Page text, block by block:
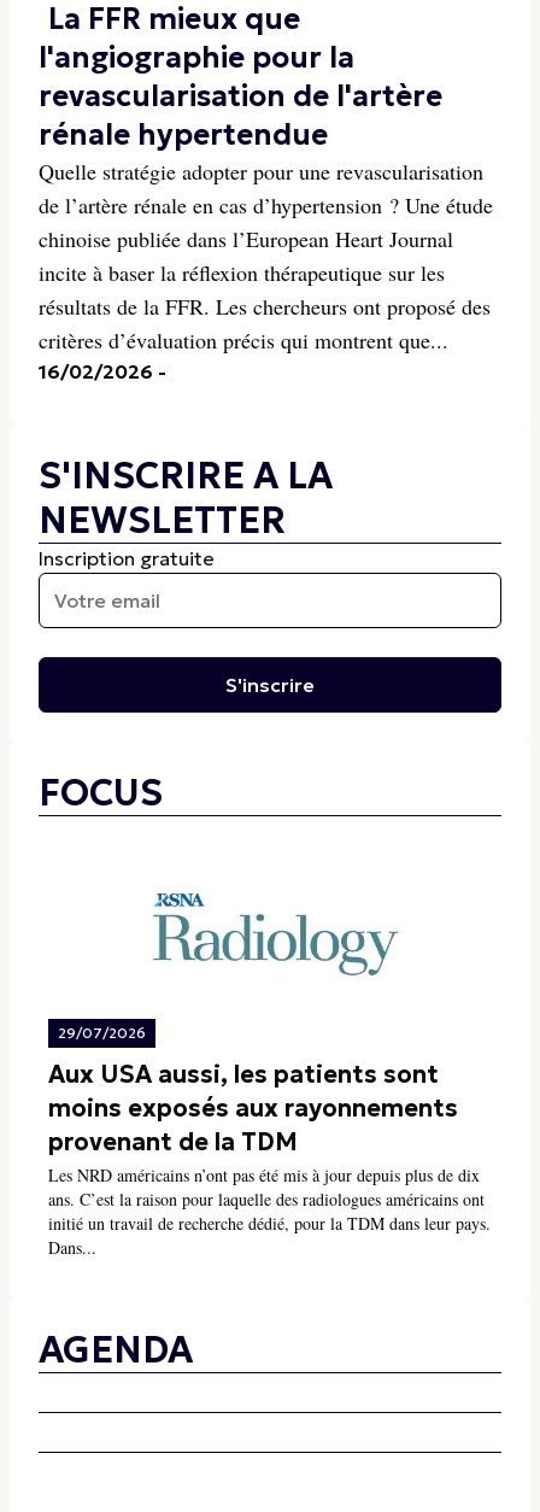
La FFR mieux que
l'angiographie pour la
revascularisation de l'artère
rénale hypertendue
Quelle stratégie adopter pour une revascularisation
de l’artère rénale en cas d’hypertension ? Une étude
chinoise publiée dans l’European Heart Journal
incite à baser la réflexion thérapeutique sur les
résultats de la FFR. Les chercheurs ont proposé des
critères d’évaluation précis qui montrent que...
16/02/2026 -
S'INSCRIRE A LA
NEWSLETTER
Inscription gratuite
S'inscrire
FOCUS
29/07/2026
Aux USA aussi, les patients sont
moins exposés aux rayonnements
provenant de la TDM
Les NRD américains n’ont pas été mis à jour depuis plus de dix
ans. C’est la raison pour laquelle des radiologues américains ont
initié un travail de recherche dédié, pour la TDM dans leur pays.
Dans...
AGENDA